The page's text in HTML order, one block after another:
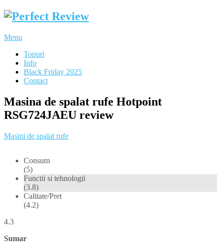
Menu
Topuri
Info
Black Friday 2025
Contact
Masina de spalat rufe Hotpoint
RSG724JAEU review
Masini de spalat rufe
Consum
(5)
Functii si tehnologii
(3.8)
Calitate/Pret
(4.2)
4.3
Sumar